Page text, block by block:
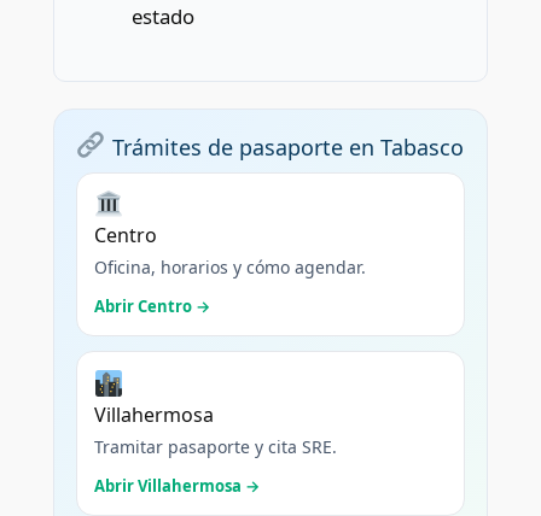
estado
Trámites de pasaporte en Tabasco
Centro
Oficina, horarios y cómo agendar.
Abrir Centro →
Villahermosa
Tramitar pasaporte y cita SRE.
Abrir Villahermosa →